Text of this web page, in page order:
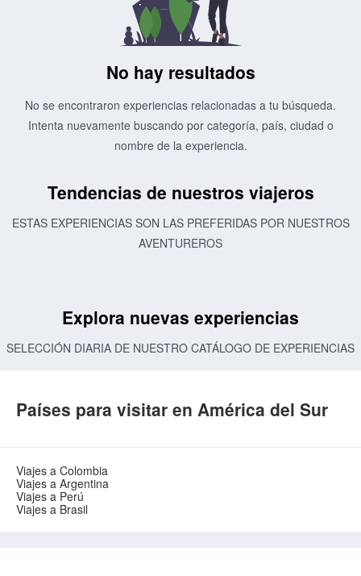
No hay resultados
No se encontraron experiencias relacionadas a tu búsqueda.
Intenta nuevamente buscando por categoría, país, ciudad o
nombre de la experiencia.
Tendencias de nuestros viajeros
ESTAS EXPERIENCIAS SON LAS PREFERIDAS POR NUESTROS
AVENTUREROS
Explora nuevas experiencias
SELECCIÓN DIARIA DE NUESTRO CATÁLOGO DE EXPERIENCIAS
Países para visitar en América del Sur
Viajes a Colombia
Viajes a Argentina
Viajes a Perú
Viajes a Brasil